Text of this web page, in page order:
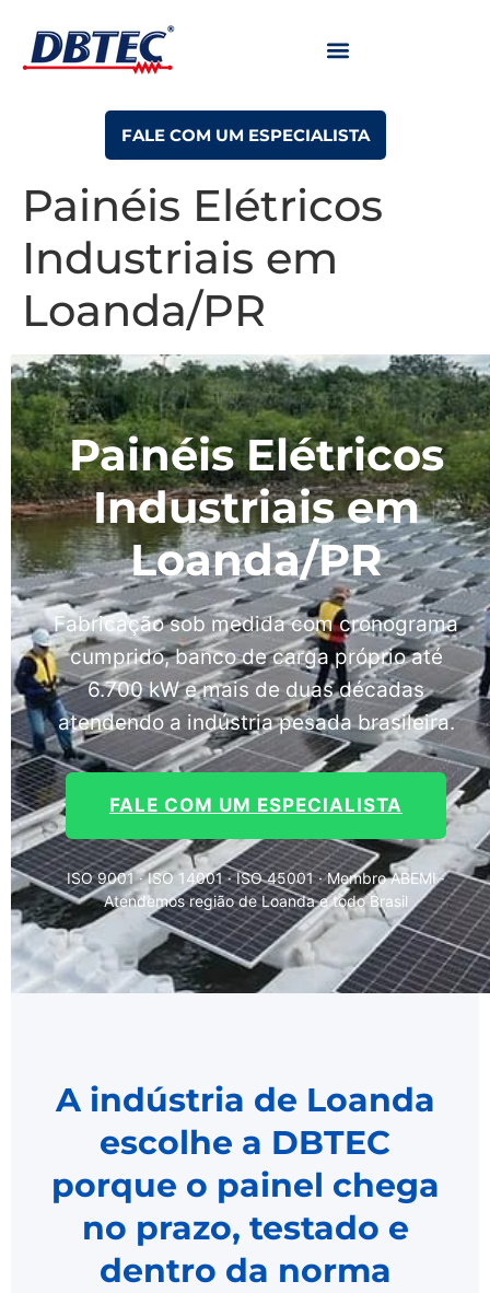
FALE COM UM ESPECIALISTA
Painéis Elétricos
Industriais em
Loanda/PR
Painéis Elétricos
Industriais em
Loanda/PR
Fabricação sob medida com cronograma
cumprido, banco de carga próprio até
6.700 kW e mais de duas décadas
atendendo a indústria pesada brasileira.
FALE COM UM ESPECIALISTA
ISO 9001 · ISO 14001 · ISO 45001 · Membro ABEMI ·
Atendemos região de Loanda e todo Brasil
A indústria de Loanda
escolhe a DBTEC
porque o painel chega
no prazo, testado e
dentro da norma